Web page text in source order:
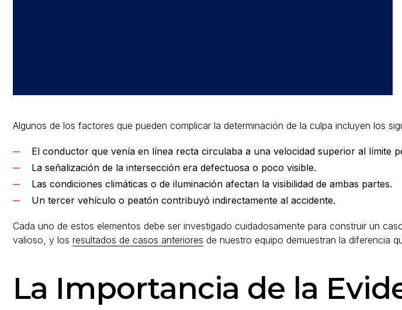
Algunos de los factores que pueden complicar la determinación de la culpa incluyen los
El conductor que venía en línea recta circulaba a una velocidad superior al límite
La señalización de la intersección era defectuosa o poco visible.
Las condiciones climáticas o de iluminación afectan la visibilidad de ambas partes.
Un tercer vehículo o peatón contribuyó indirectamente al accidente.
Cada uno de estos elementos debe ser investigado cuidadosamente para construir un
valioso, y los resultados de casos anteriores de nuestro equipo demuestran la diferencia
La Importancia de la